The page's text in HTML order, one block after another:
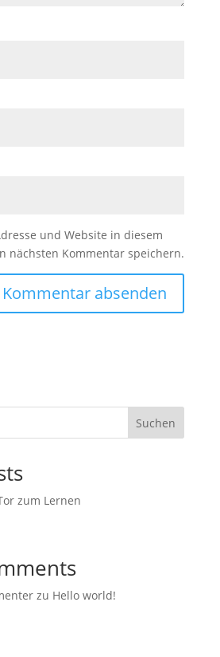
und Website in diesem
nächsten Kommentar speichern.
Suchen
zum Lernen
zu Hello world!